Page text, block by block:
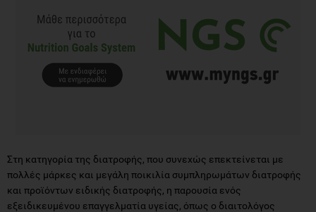
Στη κατηγορία της διατροφής, που συνεχώς επεκτείνεται με
πολλές μάρκες και μεγάλη ποικιλία συμπληρωμάτων διατροφής
και προϊόντων ειδικής διατροφής, η παρουσία ενός
εξειδικευμένου επαγγελματία υγείας, όπως ο διαιτολόγος